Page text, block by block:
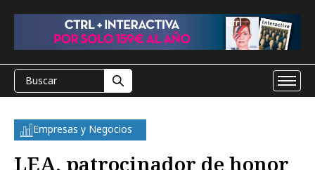
Empresas y Negocios
LEA, patrocinador de honor